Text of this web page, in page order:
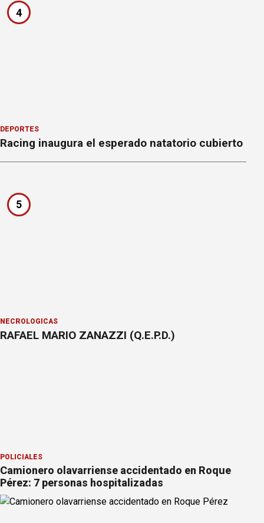
4
DEPORTES
Racing inaugura el esperado natatorio cubierto
5
NECROLÓGICAS
RAFAEL MARIO ZANAZZI (Q.E.P.D.)
POLICIALES
Camionero olavarriense accidentado en Roque
Pérez: 7 personas hospitalizadas